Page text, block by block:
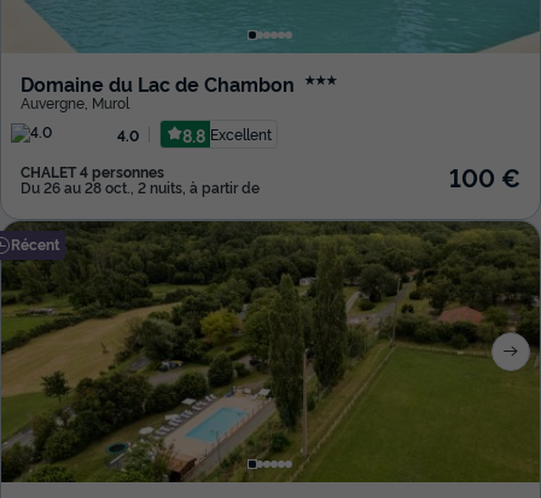
Domaine du Lac de Chambon ★★★
Auvergne, Murol
4.0
8.8 Excellent
CHALET 4 personnes
Du 26 au 28 oct., 2 nuits, à partir de 100 €
Récent